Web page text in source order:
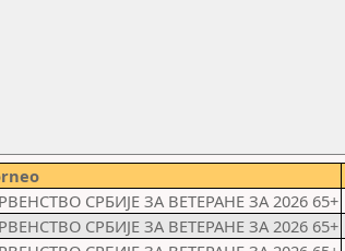
СРБИЈЕ ЗА ВЕТЕРАНЕ ЗА 2026 65+
СРБИЈЕ ЗА ВЕТЕРАНЕ ЗА 2026 65+